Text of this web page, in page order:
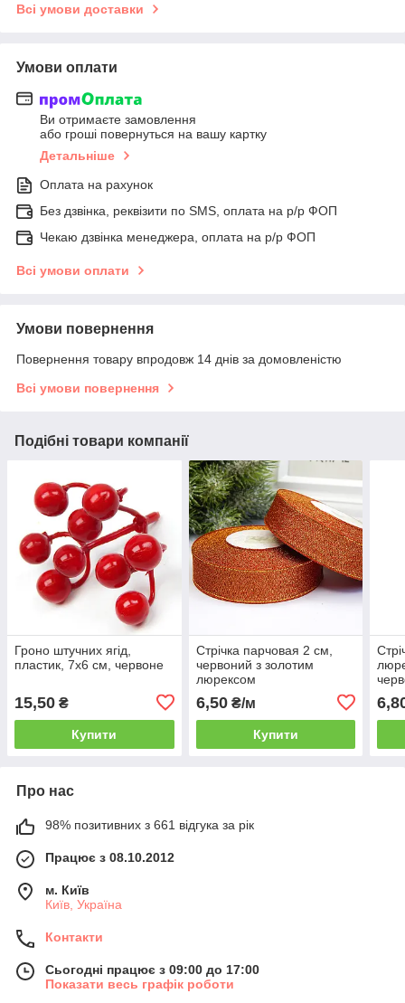
Всі умови доставки
Умови оплати
Ви отримаєте замовлення
або гроші повернуться на вашу картку
Детальніше
Оплата на рахунок
Без дзвінка, реквізити по SMS, оплата на р/р ФОП
Чекаю дзвінка менеджера, оплата на р/р ФОП
Всі умови оплати
Умови повернення
Повернення товару впродовж 14 днів за домовленістю
Всі умови повернення
Подібні товари компанії
Гроно штучних ягід,
пластик, 7х6 см, червоне
15,50 ₴
Купити
Стрічка парчовая 2 см,
червоний з золотим
люрексом
6,50₴/м
Купити
Про нас
98% позитивних з 661 відгука за рік
Працює з 08.10.2012
м. Київ
Київ, Україна
Контакти
Сьогодні працює з 09:00 до 17:00
Показати весь графік роботи